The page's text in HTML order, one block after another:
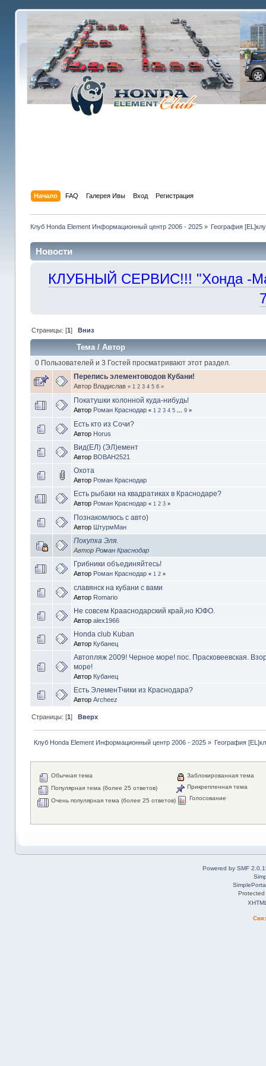
Начало FAQ Галерея Ивы Вход Регистрация
Клуб Honda Element Информационный центр 2006 - 2025» География
Новости
КЛУБНЫЙ СЕРВИС!!! "Хонда -
Страницы: [1] Вниз
Тема/ Автор
0 Пользователей и 3 Гостей просматривают этот раздел.
Перепись элементоводов Кубани!
Автор Владислав « 1 2 3 4 5 6»
Покатушки колонной куда-нибудь!
Автор Роман Краснодар « 1 2 3 4 5 ... 9»
Есть кто из Сочи?
Автор Horus
Вид(ЕЛ) (ЭЛ)емент
Автор BOBAH2521
Охота
Автор Роман Краснодар
Есть рыбаки на квадратиках в Краснодаре?
Автор Роман Краснодар « 1 2 3»
Познакомлюсь с авто)
Автор ШтурмМан
Покупка Эля.
Автор Роман Краснодар
Грибники объединяйтесь!
Автор Роман Краснодар « 1 2»
славянск на кубани с вами
Автор Romario
Не совсем Крааснодарский край,но ЮФО.
Автор alex1966
Honda club Kuban
Автор Кубанец
Автопляж 2009! Черное море! пос. Прасковеевская.
море!
Автор Кубанец
Есть ЭлеменТчики из Краснодара?
Автор Archeez
Страницы: [1] Вверх
Клуб Honda Element Информационный центр 2006 - 2025» География
Обычная тема
Популярная тема (более 25 ответов)
Очень популярная тема (более 25 ответов)
Заблокированная тема
Прикрепленная тема
Голосование
Powered by SMF